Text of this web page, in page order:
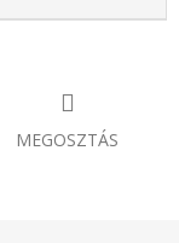
MEGOSZTÁS